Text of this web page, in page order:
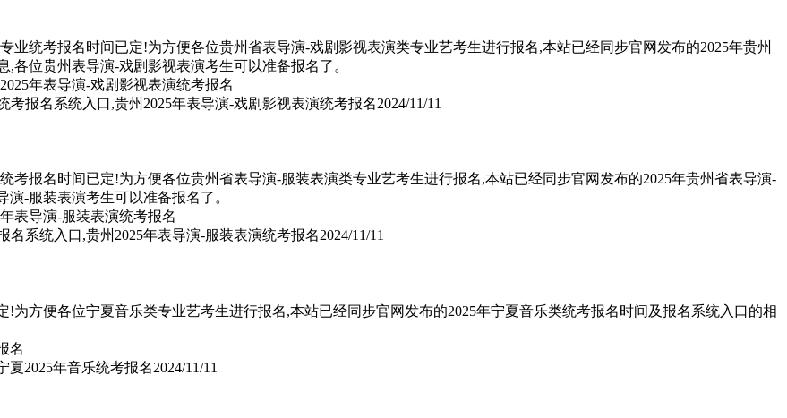
业统考报名时间已定!为方便各位贵州省表导演-戏剧影视表演类专业艺考生进行报名,本站已经同步官网发布的2025年贵州
位贵州表导演-戏剧影视表演考生可以准备报名了。
考报名系统入口,贵州2025年表导演-戏剧影视表演统考报名2024/11/11
考报名时间已定!为方便各位贵州省表导演-服装表演类专业艺考生进行报名,本站已经同步官网发布的2025年贵州省表导演-
-服装表演考生可以准备报名了。
名系统入口,贵州2025年表导演-服装表演统考报名2024/11/11
为方便各位宁夏音乐类专业艺考生进行报名,本站已经同步官网发布的2025年宁夏音乐类统考报名时间及报名系统入口的相
夏2025年音乐统考报名2024/11/11